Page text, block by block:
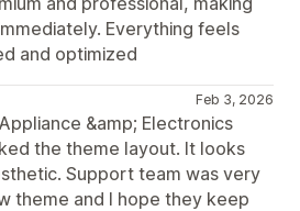
Everything feels
and optimized
Feb 3, 2026
&amp; Electronics
the theme layout. It looks
Support team was very
theme and I hope they keep